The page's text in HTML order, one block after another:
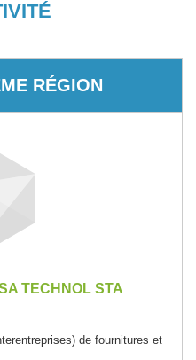
RÉGION
TECHNOL STA
de fournitures et